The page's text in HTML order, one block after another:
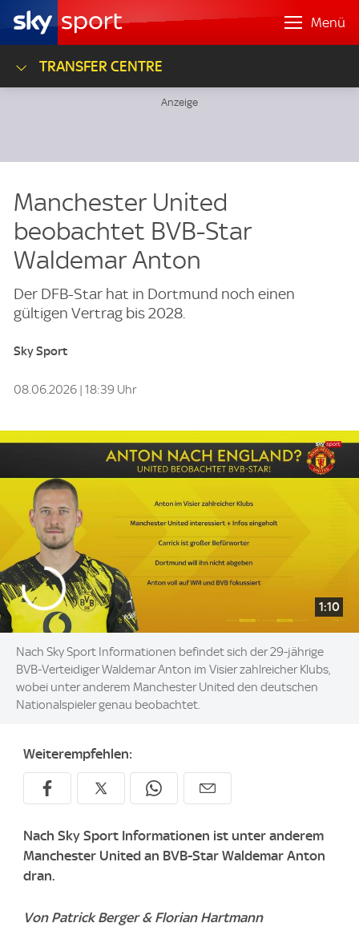
Menü
TRANSFER CENTRE
Manchester United
beobachtet BVB-Star
Waldemar Anton
Der DFB-Star hat in Dortmund noch einen
gültigen Vertrag bis 2028.
Sky Sport
08.06.2026 | 18:39 Uhr
1:10
Nach Sky Sport Informationen befindet sich der 29-jährige
BVB-Verteidiger Waldemar Anton im Visier zahlreicher Klubs,
wobei unter anderem Manchester United den deutschen
Nationalspieler genau beobachtet.
Weiterempfehlen:
Nach Sky Sport Informationen ist unter anderem
Manchester United an BVB-Star Waldemar Anton
dran.
Von Patrick Berger & Florian Hartmann